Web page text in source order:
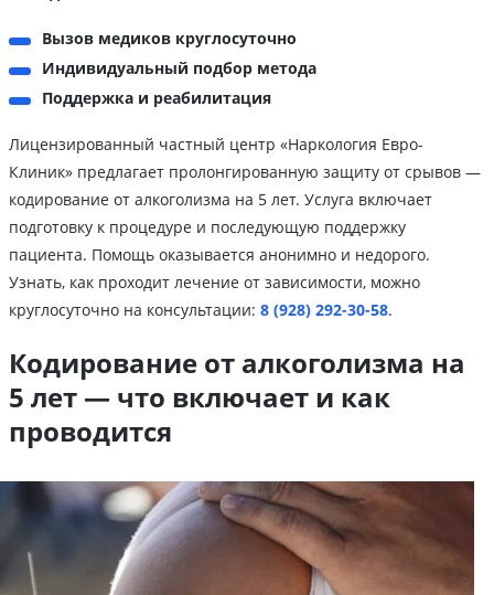
Вызов медиков круглосуточно
Индивидуальный подбор метода
Поддержка и реабилитация
Лицензированный частный центр «Наркология Евро-
Клиник» предлагает пролонгированную защиту от срывов —
кодирование от алкоголизма на 5 лет. Услуга включает
подготовку к процедуре и последующую поддержку
пациента. Помощь оказывается анонимно и недорого.
Узнать, как проходит лечение от зависимости, можно
круглосуточно на консультации: 8 (928) 292-30-58.
Кодирование от алкоголизма на
5 лет — что включает и как
проводится